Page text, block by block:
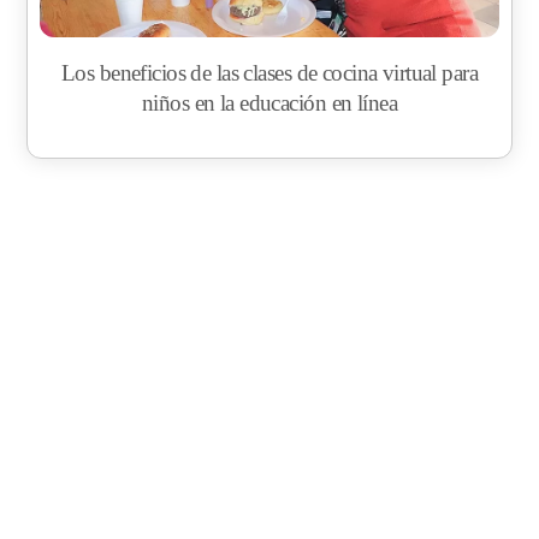
Los beneficios de las clases de cocina virtual para
niños en la educación en línea